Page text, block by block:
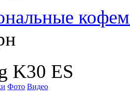
K30 ES
Фото Видео